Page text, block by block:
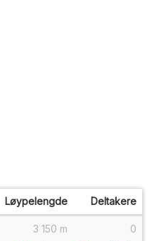
Løypelengde Deltakere
3 150 m 0